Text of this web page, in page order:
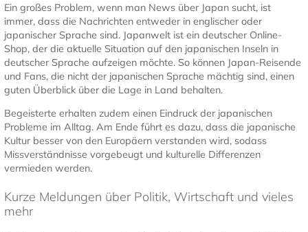
Ein großes Problem, wenn man News über Japan sucht, ist
immer, dass die Nachrichten entweder in englischer oder
japanischer Sprache sind. Japanwelt ist ein deutscher Online-
Shop, der die aktuelle Situation auf den japanischen Inseln in
deutscher Sprache aufzeigen möchte. So können Japan-Reisende
und Fans, die nicht der japanischen Sprache mächtig sind, einen
guten Überblick über die Lage in Land behalten.
Begeisterte erhalten zudem einen Eindruck der japanischen
Probleme im Alltag. Am Ende führt es dazu, dass die japanische
Kultur besser von den Europäern verstanden wird, sodass
Missverständnisse vorgebeugt und kulturelle Differenzen
vermieden werden.
Kurze Meldungen über Politik, Wirtschaft und vieles
mehr